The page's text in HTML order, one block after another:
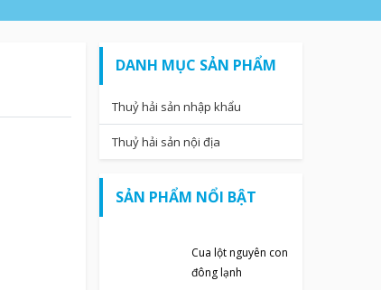
DANH MỤC SẢN PHẨM
Thuỷ hải sản nhập khẩu
Thuỷ hải sản nội địa
SẢN PHẨM NỔI BẬT
Cua lột nguyên con
đông lạnh